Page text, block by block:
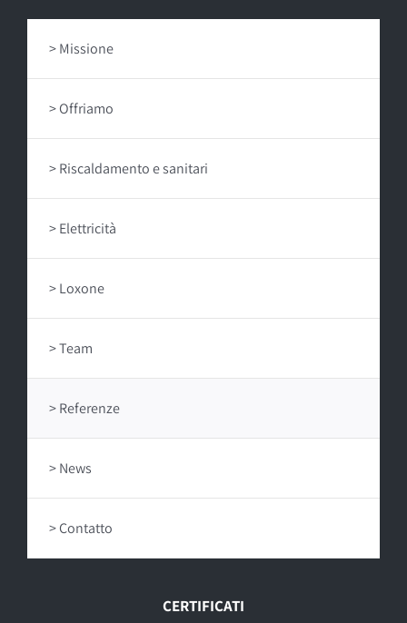
Missione
Offriamo
Riscaldamento e sanitari
Elettricità
Loxone
Team
Referenze
News
Contatto
CERTIFICATI